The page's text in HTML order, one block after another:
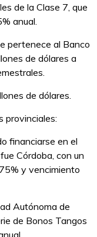
de la Clase 7, que
anual.
pertenece al Banco
de dólares a
de dólares.
provinciales:
financiarse en el
Córdoba, con un
y vencimiento
Autónoma de
de Bonos Tangos